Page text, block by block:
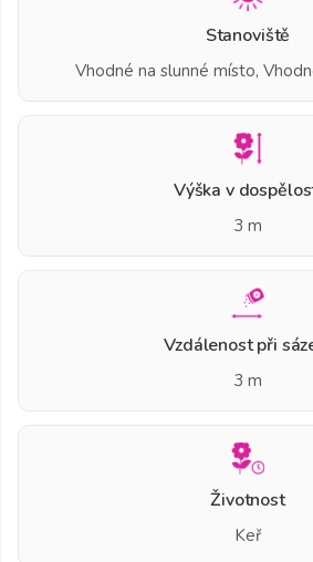
Stanoviště
Vhodné na slunné místo,
Výška v
3 m
Vzdálenost při
3 m
Životnost
Keř